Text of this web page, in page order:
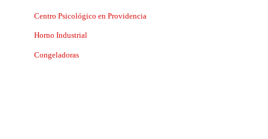
Centro Psicológico en Providencia
Horno Industrial
Congeladoras